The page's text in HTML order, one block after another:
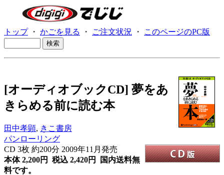
トップ・ かごを見る ・ ご注文状況 ・ このページのPC版
[オーディオブックCD] 夢をあ
きらめる前に読む本
田中孝顕, きこ書房
パンローリング
CD 3枚 約200分 2009年11月発売
本体 2,200円 税込 2,420円
国内送料無
料です。